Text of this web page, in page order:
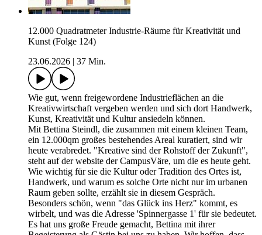
12.000 Quadratmeter Industrie-Räume für Kreativität und
Kunst (Folge 124)
23.06.2026 | 37 Min.
Wie gut, wenn freigewordene Industrieflächen an die
Kreativwirtschaft vergeben werden und sich dort Handwerk,
Kunst, Kreativität und Kultur ansiedeln können.
Mit Bettina Steindl, die zusammen mit einem kleinen Team,
ein 12.000qm großes bestehendes Areal kuratiert, sind wir
heute verabredet. "Kreative sind der Rohstoff der Zukunft",
steht auf der website der CampusVäre, um die es heute geht.
Wie wichtig für sie die Kultur oder Tradition des Ortes ist,
Handwerk, und warum es solche Orte nicht nur im urbanen
Raum geben sollte, erzählt sie in diesem Gespräch.
Besonders schön, wenn "das Glück ins Herz" kommt, es
wirbelt, und was die Adresse 'Spinnergasse 1' für sie bedeutet.
Es hat uns große Freude gemacht, Bettina mit ihrer